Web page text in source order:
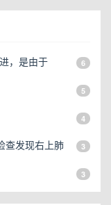
，是由于 6
5
4
查发现右上肺
3
3